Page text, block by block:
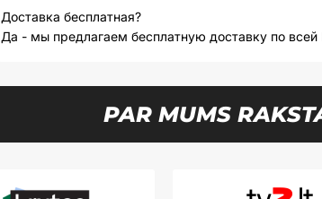
Доставка бесплатная?
Да - мы предлагаем бесплатную доставку по всей
PAR MUMS